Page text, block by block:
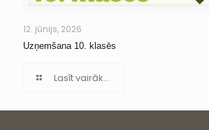
12. jūnijs, 2026
Uzņemšana 10. klasēs
Lasīt vairāk...